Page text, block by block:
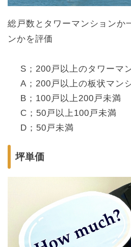
総戸数とタワーマンションか
ンかを評価
S；200戸以上のタワーマ
A；200戸以上の板状マン
B；100戸以上200戸未満
C；50戸以上100戸未満
D；50戸未満
坪単価